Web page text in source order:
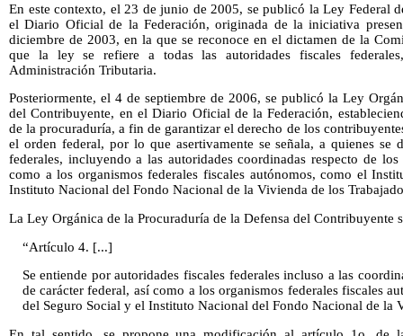
En este contexto, el 23 de junio de 2005, se publicó la Ley Federal
el Diario Oficial de la Federación, originada de la iniciativa
diciembre de 2003, en la que se reconoce en el dictamen de la
que la ley se refiere a todas las autoridades fiscales
Administración Tributaria.
Posteriormente, el 4 de septiembre de 2006, se publicó la Ley
del Contribuyente, en el Diario Oficial de la Federación,
de la procuraduría, a fin de garantizar el derecho de los
el orden federal, por lo que asertivamente se señala, a quienes se
federales, incluyendo a las autoridades coordinadas respecto de
como a los organismos federales fiscales autónomos, como el
Instituto Nacional del Fondo Nacional de la Vivienda de los
La Ley Orgánica de la Procuraduría de la Defensa del Contribuyente
“Artículo 4. [...]
Se entiende por autoridades fiscales federales incluso a las
de carácter federal, así como a los organismos federales fiscales
del Seguro Social y el Instituto Nacional del Fondo Nacional de la